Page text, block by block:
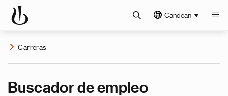
Candean
Carreras
Buscador de empleo